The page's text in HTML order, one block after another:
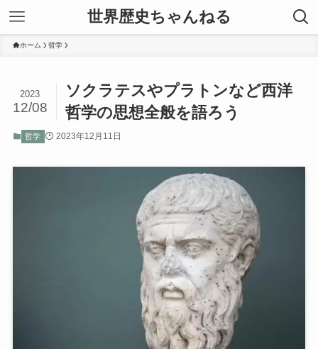
世界歴史ちゃんねる
ホーム 哲学
ソクラテスやプラトンなど西洋
哲学の思想全般を語ろう
2023
12/08
哲学 2023年12月11日